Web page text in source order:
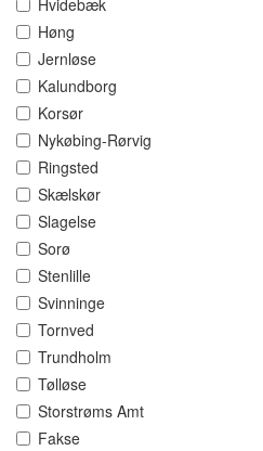
Hvidebæk
Høng
Jernløse
Kalundborg
Korsør
Nykøbing-Rørvig
Ringsted
Skælskør
Slagelse
Sorø
Stenlille
Svinninge
Tornved
Trundholm
Tølløse
Storstrøms Amt
Fakse